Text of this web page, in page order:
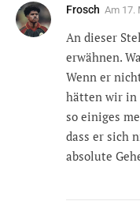
Frosch Am 17.
An dieser
erwähnen.
Wenn er
hätten wir in
so einiges
dass er sich
absolute